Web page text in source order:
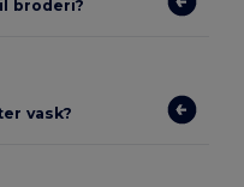
broderi?
vask?